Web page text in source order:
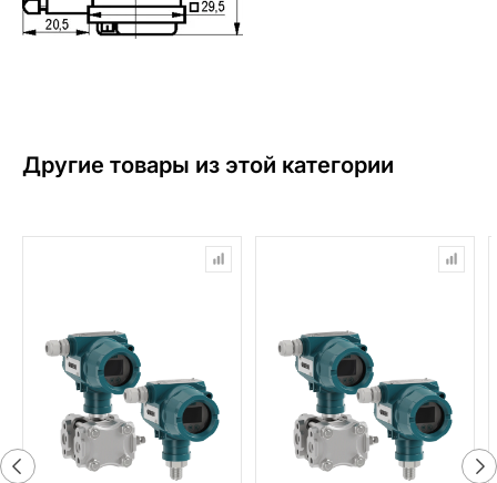
Другие товары из этой категории